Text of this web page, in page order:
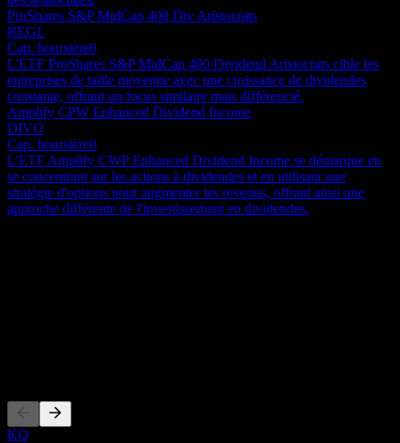
ProShares S&P MidCap 400 Div Aristocrats
REGL
Cap. boursière0
L'ETF ProShares S&P MidCap 400 Dividend Aristocrats cible les
entreprises de taille moyenne avec une croissance de dividendes
constante, offrant un focus similaire mais différencié.
Amplify CPW Enhanced Dividend Income
DIVO
Cap. boursière0
L'ETF Amplify CWP Enhanced Dividend Income se démarque en
se concentrant sur les actions à dividendes et en utilisant une
stratégie d'options pour augmenter les revenus, offrant ainsi une
approche différente de l'investissement en dividendes.
KQ